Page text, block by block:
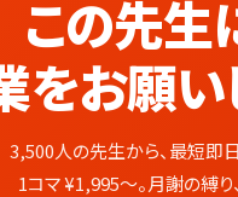
この先生
をお願い
3,500人の先生から、最短即日
1コマ ¥1,995〜。月謝の縛り